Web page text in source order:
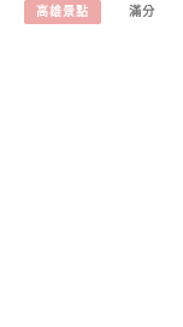
高雄景點 滿分